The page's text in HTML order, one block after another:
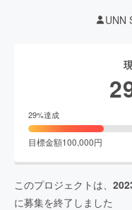
UNN
29%達成
目標金額100,000円
このプロジェクトは、
に募集を終了しました